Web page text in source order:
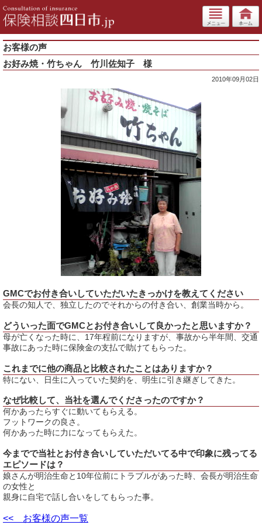
お客様の声
お好み焼・竹ちゃん 竹川佐知子 様
2010年09月02日
GMCでお付き合いしていただいたきっかけを教えてください
会長の知人で、独立したのでそれからの付き合い、創業当時から。
どういった面でGMCとお付き合いして良かったと思いますか？
母が亡くなった時に、17年程前になりますが、事故から半年間、交通
事故にあった時に保険金の支払で助けてもらった。
これまでに他の商品と比較されたことはありますか？
特にない、日生に入っていた契約を、明生に引き継ぎしてきた。
なぜ比較して、当社を選んでくださったのですか？
何かあったらすぐに動いてもらえる。
フットワークの良さ。
何かあった時に力になってもらえた。
今までで当社とお付き合いしていただいてる中で印象に残ってる
エピソードは？
娘さんが明治生命と10年位前にトラブルがあった時、会長が明治生命
の女性と
親身に自宅で話し合いをしてもらった事。
<< お客様の声一覧